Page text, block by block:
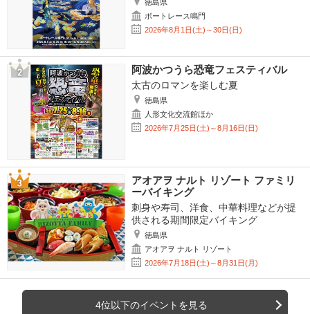
徳島県
ボートレース鳴門
2026年8月1日(土)～30日(日)
阿波かつうら恐竜フェスティバル
太古のロマンを楽しむ夏
徳島県
人形文化交流館ほか
2026年7月25日(土)～8月16日(日)
アオアヲ ナルト リゾート ファミリ
ーバイキング
刺身や寿司、洋食、中華料理などが提
供される期間限定バイキング
徳島県
アオアヲ ナルト リゾート
2026年7月18日(土)～8月31日(月)
4位以下のイベントを見る